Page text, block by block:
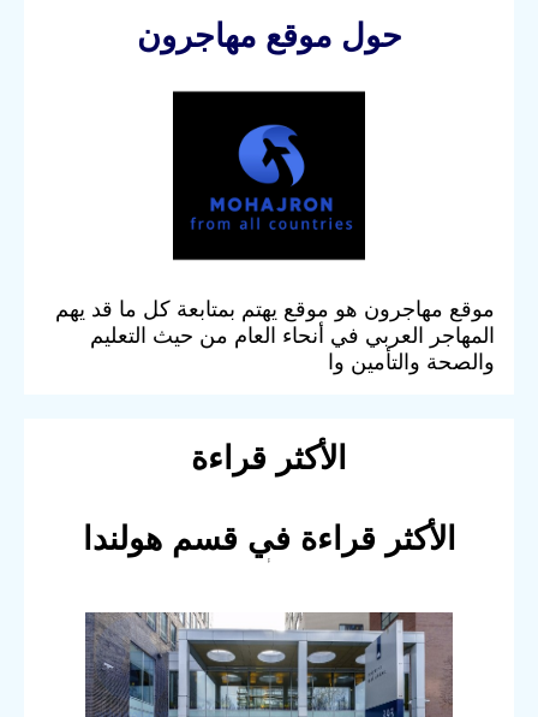
حول موقع مهاجرون
موقع مهاجرون هو موقع يهتم بمتابعة كل ما قد يهم
المهاجر العربي في أنحاء العام من حيث التعليم
والصحة والتأمين وا
الأكثر قراءة
الأكثر قراءة في قسم هولندا